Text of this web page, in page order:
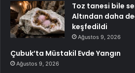
Toz tanesi bile
Altından daha
keşfedildi
Ağustos 9, 2026
Çubuk’ta Müstakil Evde Yangın
Ağustos 9, 2026